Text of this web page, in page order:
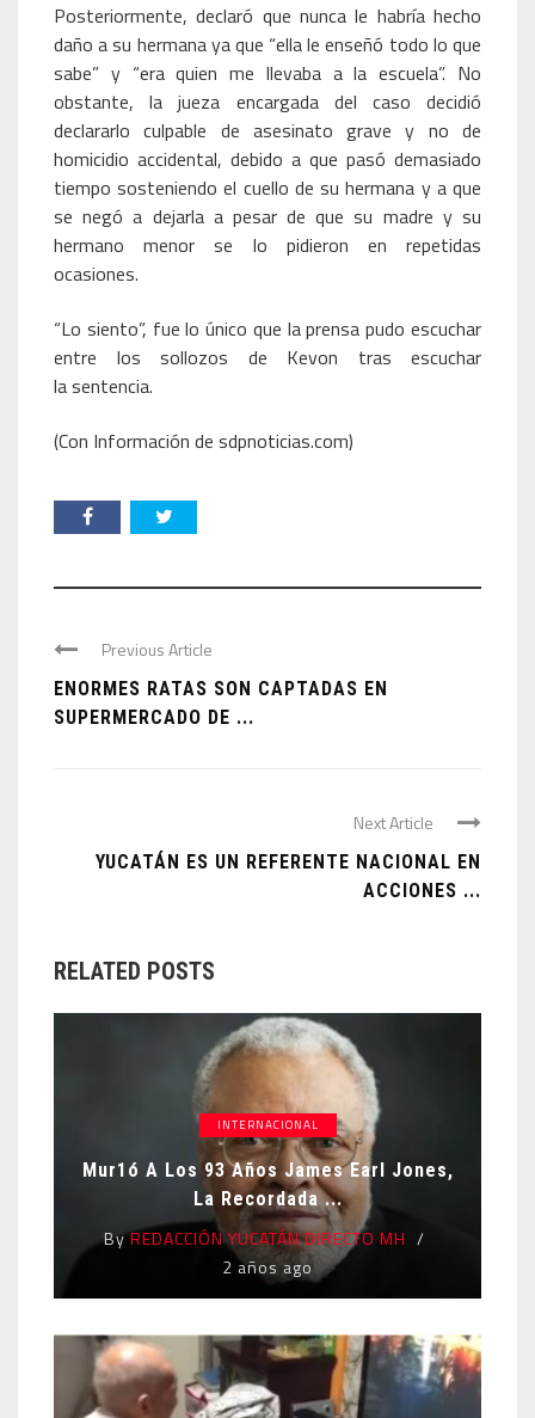
Posteriormente, declaró que nunca le habría hecho
daño a su hermana ya que “ella le enseñó todo lo que
sabe” y “era quien me llevaba a la escuela”. No
obstante, la jueza encargada del caso decidió
declararlo culpable de asesinato grave y no de
homicidio accidental, debido a que pasó demasiado
tiempo sosteniendo el cuello de su hermana y a que
se negó a dejarla a pesar de que su madre y su
hermano menor se lo pidieron en repetidas
ocasiones.
“Lo siento”, fue lo único que la prensa pudo escuchar
entre los sollozos de Kevon tras escuchar
la sentencia.
(Con Información de sdpnoticias.com)
Previous Article
ENORMES RATAS SON CAPTADAS EN
SUPERMERCADO DE ...
Next Article
YUCATÁN ES UN REFERENTE NACIONAL EN
ACCIONES ...
RELATED POSTS
INTERNACIONAL
Mur1ó A Los 93 Años James Earl Jones,
La Recordada ...
ByREDACCIÓN YUCATÁN DIRECTO MH
2 años ago